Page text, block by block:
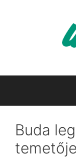
Buda
temetője